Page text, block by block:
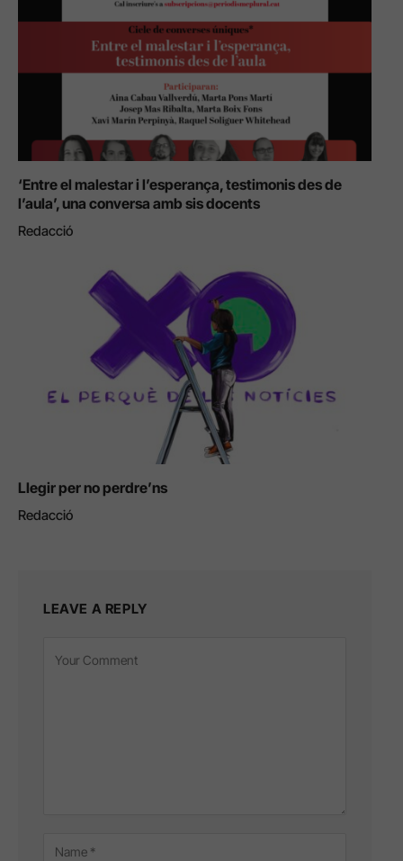
‘Entre el malestar i l’esperança, testimonis des de
l’aula’, una conversa amb sis docents
Redacció
Llegir per no perdre’ns
Redacció
LEAVE A REPLY